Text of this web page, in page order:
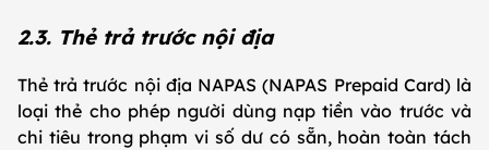
2.3. Thẻ trả trước nội địa
Thẻ trả trước nội địa NAPAS (NAPAS Prepaid Card) là
loại thẻ cho phép người dùng nạp tiền vào trước và
chi tiêu trong phạm vi số dư có sẵn, hoàn toàn tách